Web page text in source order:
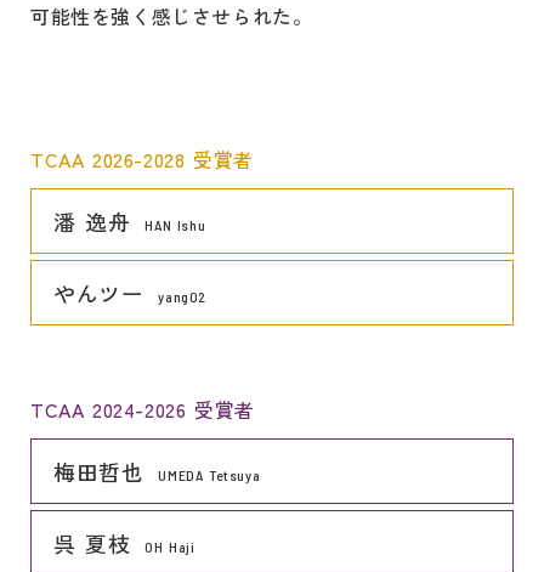
可能性を強く感じさせられた。
TCAA 2026-2028 受賞者
潘 逸舟 HAN Ishu
リンク
やんツー yang02
リンク
TCAA 2024-2026 受賞者
梅田哲也 UMEDA Tetsuya
リンク
呉 夏枝 OH Haji
リンク